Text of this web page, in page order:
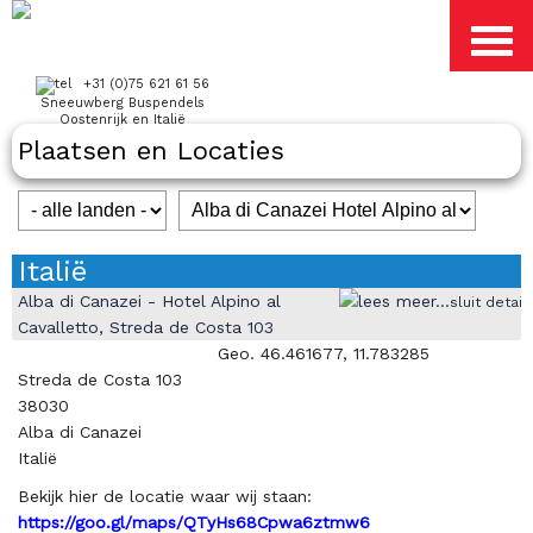
+31 (0)75 621 61 56
Sneeuwberg Buspendels
Oostenrijk en Italië
Plaatsen en Locaties
Italië
Alba di Canazei - Hotel Alpino al
Cavalletto, Streda de Costa 103
sluit
Streda de Costa 103
38030
Alba di Canazei
Italië
Geo. 46.461677, 11.783285
Bekijk hier de locatie waar wij staan:
https://goo.gl/maps/QTyHs68Cpwa6ztmw6